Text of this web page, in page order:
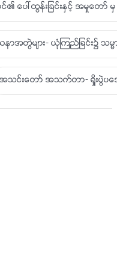
ပၚထြန္းျခင္းႏွင့္ အမႈေတာ္ မွ
တြဲမ်ား- ယုံၾကည္ျခင္း၌ သမၼာတ
အသင္းေတာ္ အသက္တာ- ရႈိးပြဲ